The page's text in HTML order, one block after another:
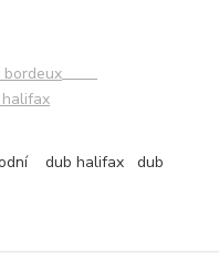
dub halifax dub